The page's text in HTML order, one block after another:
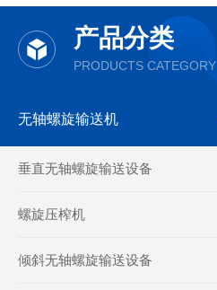
产品分类
PRODUCTS CATEGORY
无轴螺旋输送机
垂直无轴螺旋输送设备
螺旋压榨机
倾斜无轴螺旋输送设备